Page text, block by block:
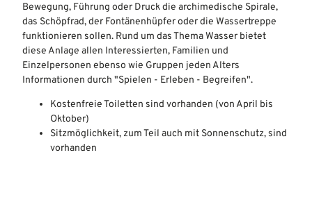
Bewegung, Führung oder Druck die archimedische Spirale,
das Schöpfrad, der Fontänenhüpfer oder die Wassertreppe
funktionieren sollen. Rund um das Thema Wasser bietet
diese Anlage allen Interessierten, Familien und
Einzelpersonen ebenso wie Gruppen jeden Alters
Informationen durch "Spielen - Erleben - Begreifen".
Kostenfreie Toiletten sind vorhanden (von April bis
Oktober)
Sitzmöglichkeit, zum Teil auch mit Sonnenschutz, sind
vorhanden